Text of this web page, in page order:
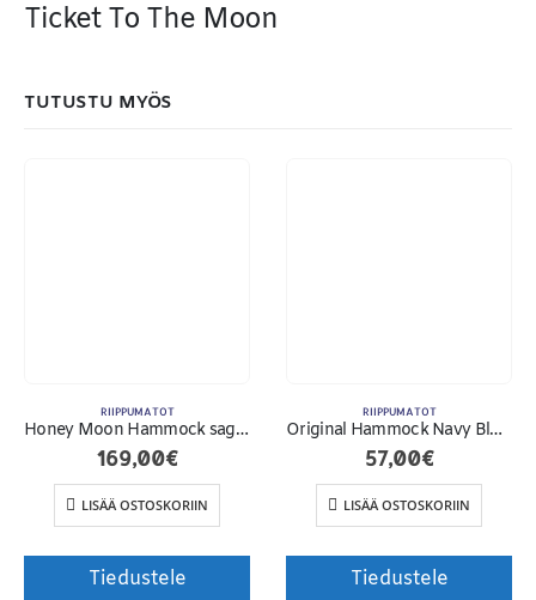
Ticket To The Moon
TUTUSTU MYÖS
RIIPPUMATOT
Honey Moon Hammock sage green
169,00€
LISÄÄ OSTOSKORIIN
Tiedustele
RIIPPUMATOT
Original Hammock Navy Blue/Pur
57,00€
LISÄÄ OSTOSKORIIN
Tiedustele
Toimitusehdot